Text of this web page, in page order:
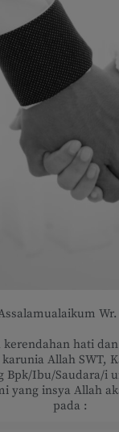
kerendahan hati
Allah SWT,
Bpk/Ibu/Saudara/i
yang insya Allah
pada :